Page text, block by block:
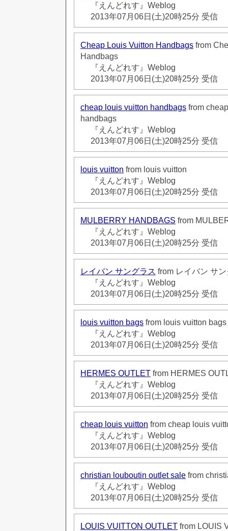
『えんどれす』Weblog
2013年07月06日(土)20時25分 受信
Cheap Louis Vuitton Handbags from
Handbags
『えんどれす』Weblog
2013年07月06日(土)20時25分 受信
cheap louis vuitton handbags from
handbags
『えんどれす』Weblog
2013年07月06日(土)20時25分 受信
louis vuitton from louis vuitton
『えんどれす』Weblog
2013年07月06日(土)20時25分 受信
MULBERRY HANDBAGS from
『えんどれす』Weblog
2013年07月06日(土)20時25分 受信
レイバン サングラス from レイバン サ
『えんどれす』Weblog
2013年07月06日(土)20時25分 受信
louis vuitton bags from louis vuitton bags
『えんどれす』Weblog
2013年07月06日(土)20時25分 受信
HERMES OUTLET from HERMES
『えんどれす』Weblog
2013年07月06日(土)20時25分 受信
cheap louis vuitton from cheap louis
『えんどれす』Weblog
2013年07月06日(土)20時25分 受信
christian louboutin outlet sale from
『えんどれす』Weblog
2013年07月06日(土)20時25分 受信
LOUIS VUITTON OUTLET from LOUIS